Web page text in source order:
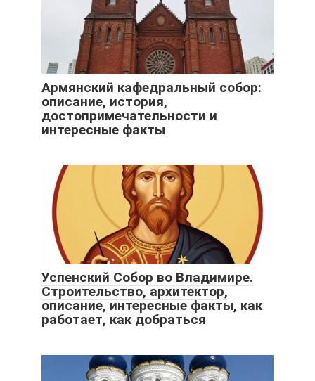
Армянский кафедральный собор:
описание, история,
достопримечательности и
интересные факты
Успенский Собор во Владимире.
Строительство, архитектор,
описание, интересные факты, как
работает, как добраться